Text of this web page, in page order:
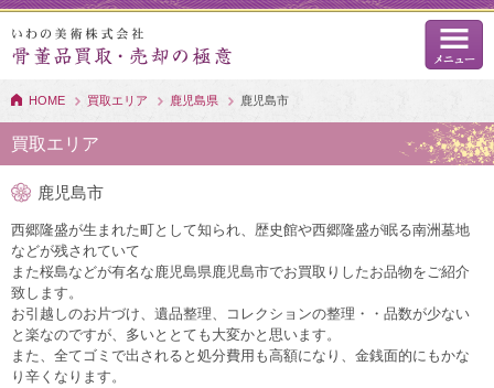
HOME 買取エリア 鹿児島県 鹿児島市
買取エリア
鹿児島市
西郷隆盛が生まれた町として知られ、歴史館や西郷隆盛が眠る南洲墓地
などが残されていて
また桜島などが有名な鹿児島県鹿児島市でお買取りしたお品物をご紹介
致します。
お引越しのお片づけ、遺品整理、コレクションの整理・・品数が少ない
と楽なのですが、多いととても大変かと思います。
また、全てゴミで出されると処分費用も高額になり、金銭面的にもかな
り辛くなります。